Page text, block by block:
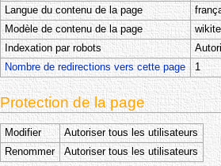
Langue du contenu de la page
Modèle de contenu de la page
Indexation par robots
Nombre de redirections vers cette page
1
Protection de la page
Modifier
Autoriser tous les utilisateurs
Renommer
Autoriser tous les utilisateurs